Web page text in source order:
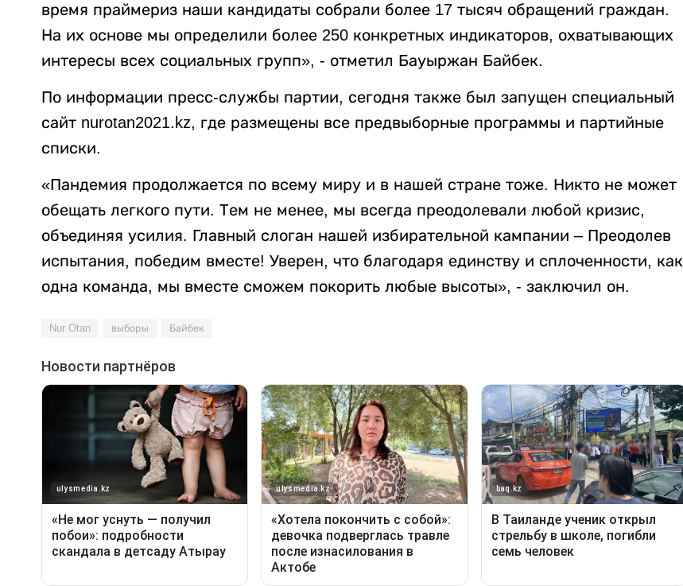
время праймериз наши кандидаты собрали более 17 тысяч обращений граждан.
На их основе мы определили более 250 конкретных индикаторов, охватывающих
интересы всех социальных групп», - отметил Бауыржан Байбек.
По информации пресс-службы партии, сегодня также был запущен специальный
сайт nurotan2021.kz, где размещены все предвыборные программы и партийные
списки.
«Пандемия продолжается по всему миру и в нашей стране тоже. Никто не может
обещать легкого пути. Тем не менее, мы всегда преодолевали любой кризис,
объединяя усилия. Главный слоган нашей избирательной кампании – Преодолев
испытания, победим вместе! Уверен, что благодаря единству и сплоченности, как
одна команда, мы вместе сможем покорить любые высоты», - заключил он.
Nur Otan выборы Байбек